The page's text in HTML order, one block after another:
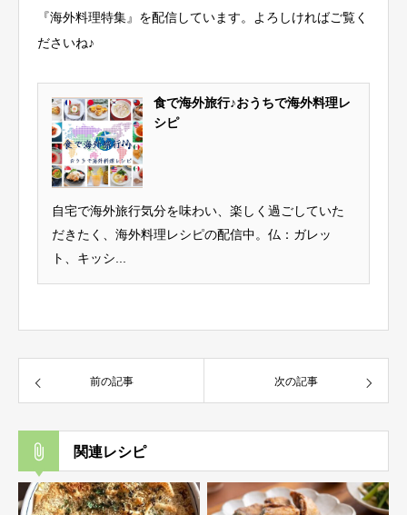
『海外料理特集』を配信しています。よろしければご覧く
ださいね♪
食で海外旅行♪おうちで海外料理レ
シピ
自宅で海外旅行気分を味わい、楽しく過ごしていた
だきたく、海外料理レシピの配信中。仏：ガレッ
ト、キッシ...
前の記事 次の記事
関連レシピ